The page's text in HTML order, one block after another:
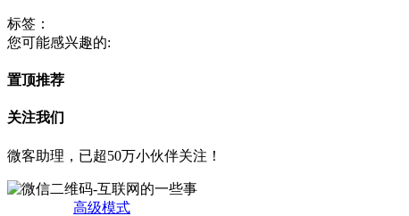
标签：
您可能感兴趣的:
置顶推荐
关注我们
微客助理，已超50万小伙伴关注！
高级模式